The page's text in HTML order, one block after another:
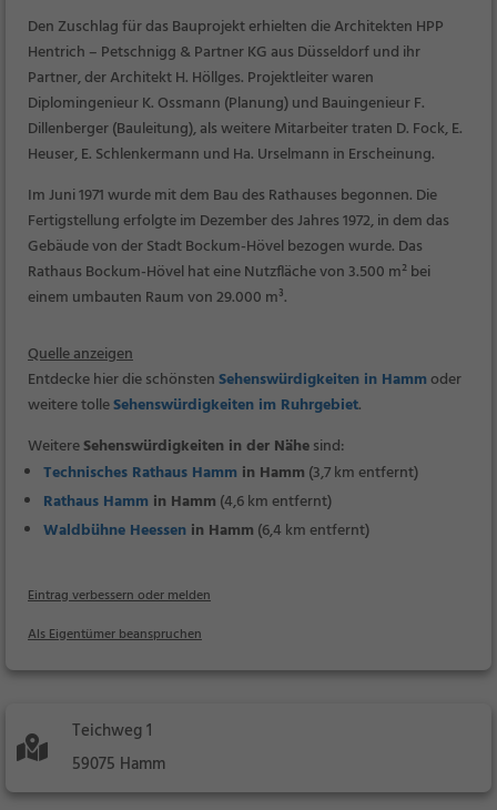
Den Zuschlag für das Bauprojekt erhielten die Architekten HPP
Hentrich – Petschnigg & Partner KG aus Düsseldorf und ihr
Partner, der Architekt H. Höllges. Projektleiter waren
Diplomingenieur K. Ossmann (Planung) und Bauingenieur F.
Dillenberger (Bauleitung), als weitere Mitarbeiter traten D. Fock, E.
Heuser, E. Schlenkermann und Ha. Urselmann in Erscheinung.
Im Juni 1971 wurde mit dem Bau des Rathauses begonnen. Die
Fertigstellung erfolgte im Dezember des Jahres 1972, in dem das
Gebäude von der Stadt Bockum-Hövel bezogen wurde. Das
Rathaus Bockum-Hövel hat eine Nutzfläche von 3.500 m² bei
einem umbauten Raum von 29.000 m³.
Quelle anzeigen
Entdecke hier die schönstenSehenswürdigkeiten in Hammoder
weitere tolleSehenswürdigkeiten im Ruhrgebiet.
WeitereSehenswürdigkeiten in der Nähesind:
Technisches Rathaus Hamm in Hamm (3,7 km entfernt)
Rathaus Hamm in Hamm (4,6 km entfernt)
Waldbühne Heessen in Hamm (6,4 km entfernt)
Eintrag verbessern oder melden
Als Eigentümer beanspruchen
Teichweg 1
59075 Hamm